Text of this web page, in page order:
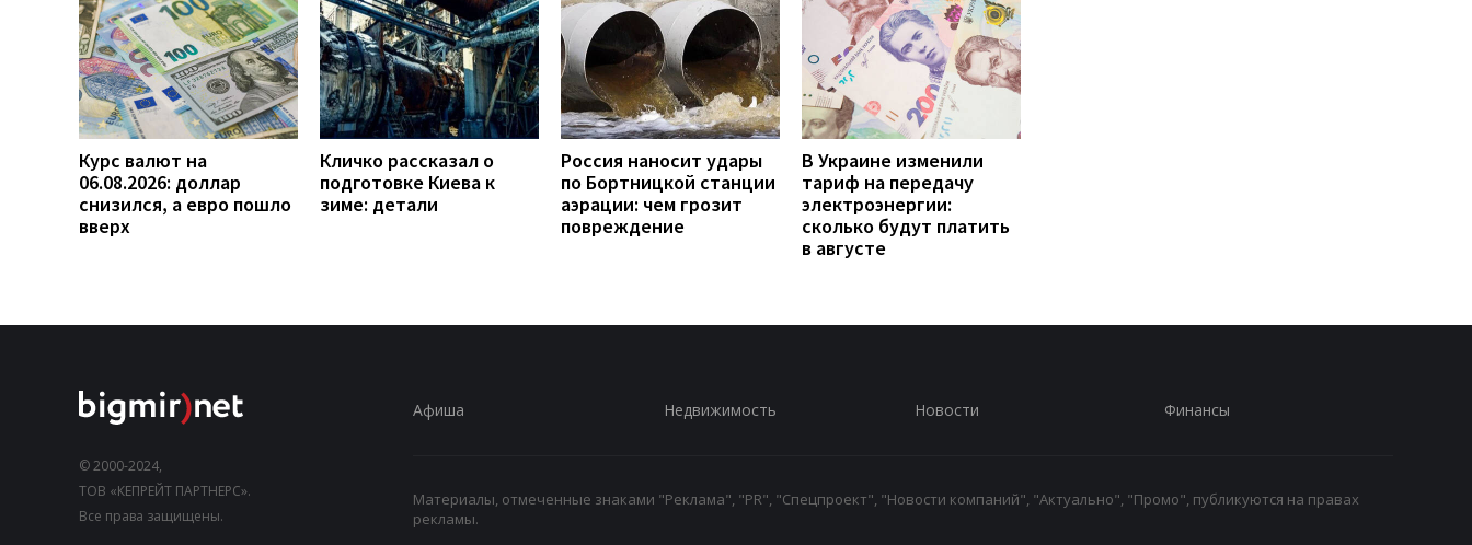
Курс валют на
06.08.2026: доллар
снизился, а евро пошло
вверх
Кличко рассказал о
подготовке Киева к
зиме: детали
Россия наносит удары
по Бортницкой станции
аэрации: чем грозит
повреждение
В Украине изменили
тариф на передачу
электроэнергии:
сколько будут платить
в августе
© 2000-2024,
ТОВ «КЕПРЕЙТ ПАРТНЕРС».
Все права защищены.
Афиша Недвижимость Новости Финансы
Материалы, отмеченные знаками "Реклама", "PR", "Спецпроект", "Новости компаний", "Актуально", "Промо", публикуются на правах
рекламы.